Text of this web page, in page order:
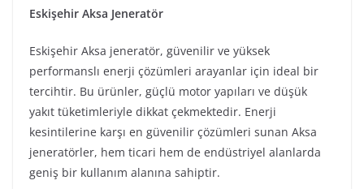
Eskişehir Aksa Jeneratör
Eskişehir Aksa jeneratör, güvenilir ve yüksek
performanslı enerji çözümleri arayanlar için ideal bir
tercihtir. Bu ürünler, güçlü motor yapıları ve düşük
yakıt tüketimleriyle dikkat çekmektedir. Enerji
kesintilerine karşı en güvenilir çözümleri sunan Aksa
jeneratörler, hem ticari hem de endüstriyel alanlarda
geniş bir kullanım alanına sahiptir.